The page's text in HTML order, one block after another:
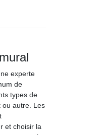
experte
de
types de
ou autre. Les
et choisir la